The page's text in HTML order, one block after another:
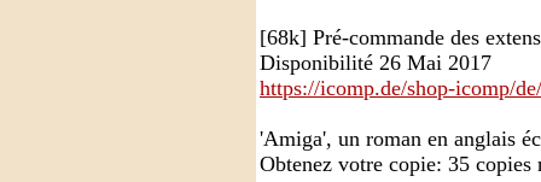
[68k] Pré-commande des
Disponibilité 26 Mai 2017
https://icomp.de/shop-icomp/
'Amiga', un roman en anglais
Obtenez votre copie: 35 copies